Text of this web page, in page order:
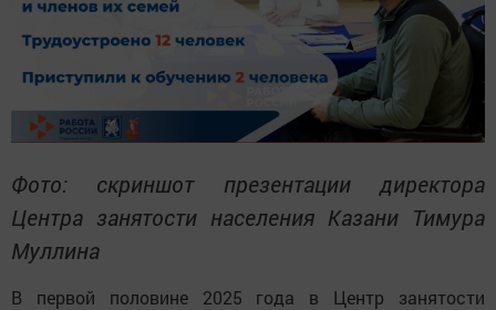
Фото: скриншот презентации директора
Центра занятости населения Казани Тимура
Муллина
В первой половине 2025 года в Центр занятости